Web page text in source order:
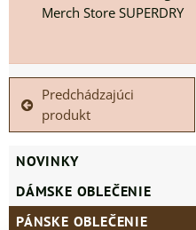
Merch Store SUPERDRY
Predchádzajúci
produkt
NOVINKY
DÁMSKE OBLEČENIE
PÁNSKE OBLEČENIE